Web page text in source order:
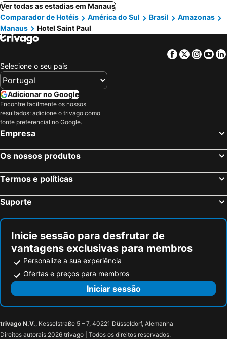
Ver todas as estadias em Manaus
Comparador de Hotéis
América do Sul Brasil
Amazonas
Manaus
Hotel Saint Paul
Facebook
Twitter
Selecione o seu país
Adicionar no Google
Encontre facilmente os nossos
resultados: adicione o trivago como
fonte preferencial no Google.
Empresa
Os nossos produtos
Termos e políticas
Suporte
Inicie sessão para desfrutar de
vantagens exclusivas para membros
Personalize a sua experiência
Ofertas e preços para membros
Iniciar sessão
trivago N.V., Kesselstraße 5 – 7, 40221 Düsseldorf, Alemanha
Direitos autorais 2026 trivago | Todos os direitos reservados.